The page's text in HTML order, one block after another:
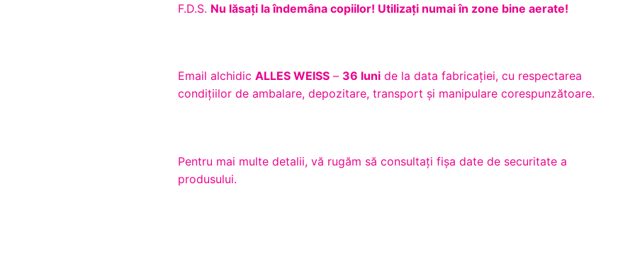
F.D.S. Nu lăsaţi la îndemâna copiilor! Utilizaţi numai în zone bine aerate!
Email alchidicALLES WEISS – 36 luni de la data fabricației, cu respectarea
condițiilor de ambalare, depozitare, transport și manipulare corespunzătoare.
Pentru mai multe detalii, vă rugăm să consultaţi fişa date de securitate a
produsului.